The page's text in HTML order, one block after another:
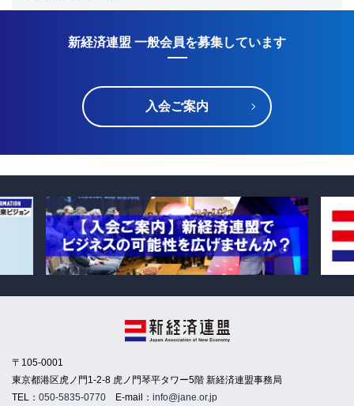
新経済連盟 一般会員を募集しています
入会ご案内
〒105-0001
東京都港区虎ノ門1-2-8 虎ノ門琴平タワー5階 新経済連盟事務局
TEL： 050-5835-0770 E-mail： info@jane.or.jp